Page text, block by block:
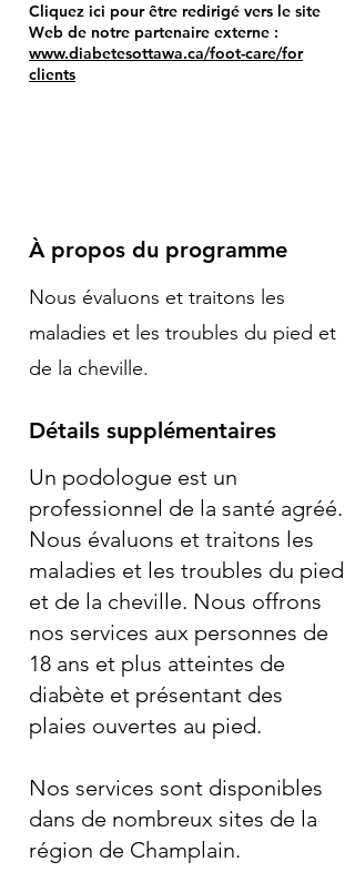
Cliquez ici pour être redirigé vers le site
Web de notre partenaire externe :
www.diabetesottawa.ca/foot-care/for
clients
À propos du programme
Nous évaluons et traitons les
maladies et les troubles du pied et
de la cheville.
Détails supplémentaires
Un podologue est un
professionnel de la santé agréé.
Nous évaluons et traitons les
maladies et les troubles du pied
et de la cheville. Nous offrons
nos services aux personnes de
18 ans et plus atteintes de
diabète et présentant des
plaies ouvertes au pied.
Nos services sont disponibles
dans de nombreux sites de la
région de Champlain.